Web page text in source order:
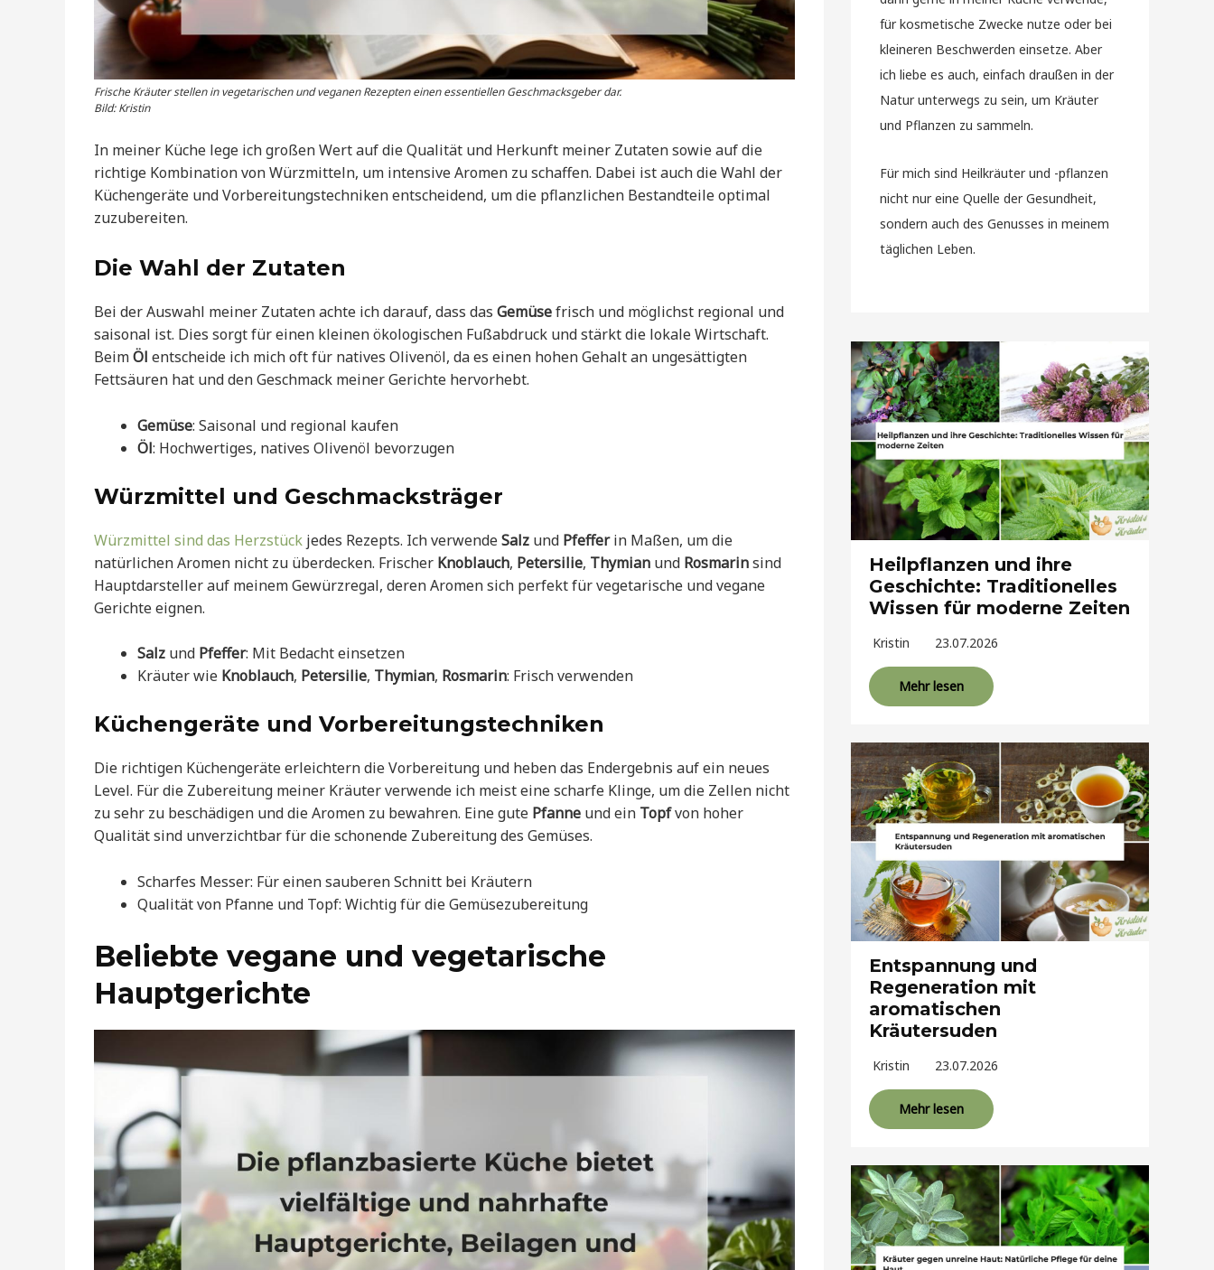
Frische Kräuter stellen in vegetarischen und veganen Rezepten einen essentiellen Geschmacksgeber dar.
Bild: Kristin
In meiner Küche lege ich großen Wert auf die Qualität und Herkunft meiner Zutaten sowie auf die
richtige Kombination von Würzmitteln, um intensive Aromen zu schaffen. Dabei ist auch die Wahl der
Küchengeräte und Vorbereitungstechniken entscheidend, um die pflanzlichen Bestandteile optimal
zuzubereiten.
Die Wahl der Zutaten
Bei der Auswahl meiner Zutaten achte ich darauf, dass das Gemüsefrisch und möglichst regional und
saisonal ist. Dies sorgt für einen kleinen ökologischen Fußabdruck und stärkt die lokale Wirtschaft.
BeimÖl entscheide ich mich oft für natives Olivenöl, da es einen hohen Gehalt an ungesättigten
Fettsäuren hat und den Geschmack meiner Gerichte hervorhebt.
Gemüse: Saisonal und regional kaufen
Öl: Hochwertiges, natives Olivenöl bevorzugen
Würzmittel und Geschmacksträger
Würzmittel sind das Herzstück jedes Rezepts. Ich verwendeSalz und Pfefferin Maßen, um die
natürlichen Aromen nicht zu überdecken. Frischer Knoblauch, Petersilie, Thymian und Rosmarinsind
Hauptdarsteller auf meinem Gewürzregal, deren Aromen sich perfekt für vegetarische und vegane
Gerichte eignen.
Salz und Pfeffer: Mit Bedacht einsetzen
Kräuter wie Knoblauch, Petersilie, Thymian, Rosmarin: Frisch verwenden
Küchengeräte und Vorbereitungstechniken
Die richtigen Küchengeräte erleichtern die Vorbereitung und heben das Endergebnis auf ein neues
Level. Für die Zubereitung meiner Kräuter verwende ich meist eine scharfe Klinge, um die Zellen nicht
zu sehr zu beschädigen und die Aromen zu bewahren. Eine gute Pfanne und ein Topfvon hoher
Qualität sind unverzichtbar für die schonende Zubereitung des Gemüses.
Scharfes Messer: Für einen sauberen Schnitt bei Kräutern
Qualität von Pfanne und Topf: Wichtig für die Gemüsezubereitung
Beliebte vegane und vegetarische
Hauptgerichte
für kosmetische Zwecke nutze oder bei
kleineren Beschwerden einsetze. Aber
ich liebe es auch, einfach draußen in der
Natur unterwegs zu sein, um Kräuter
und Pflanzen zu sammeln.
Für mich sind Heilkräuter und -pflanzen
nicht nur eine Quelle der Gesundheit,
sondern auch des Genusses in meinem
täglichen Leben.
Heilpflanzen und ihre
Geschichte: Traditionelles
Wissen für moderne Zeiten
Kristin 23.07.2026
Mehr lesen
Entspannung und
Regeneration mit
aromatischen
Kräutersuden
Kristin 23.07.2026
Mehr lesen